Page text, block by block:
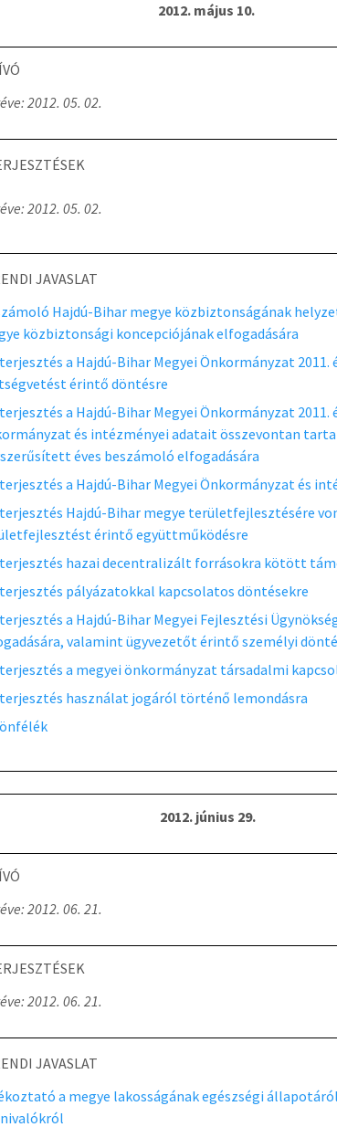
2012. május 10.
2012. 05. 02.
2012. 05. 02.
JAVASLAT
Hajdú-Bihar megye közbiztonságának
közbiztonsági koncepciójának elfogadására
a Hajdú-Bihar Megyei Önkormányzat
érintő döntésre
a Hajdú-Bihar Megyei Önkormányzat
és intézményei adatait összevontan
éves beszámoló elfogadására
a Hajdú-Bihar Megyei Önkormányzat és
Hajdú-Bihar megye területfejlesztésére
érintő együttműködésre
hazai decentralizált forrásokra kötött
pályázatokkal kapcsolatos döntésekre
a Hajdú-Bihar Megyei Fejlesztési
valamint ügyvezetőt érintő személyi
a megyei önkormányzat társadalmi
használat jogáról történő lemondásra
2012. június 29.
2012. 06. 21.
2012. 06. 21.
JAVASLAT
a megye lakosságának egészségi